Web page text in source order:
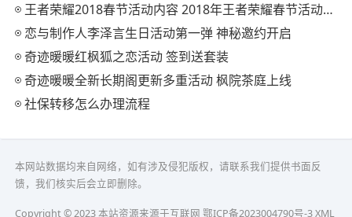
王者荣耀2018春节活动内容 2018年王者荣耀春节活动大全
恋与制作人李泽言生日活动第一弹 神秘邀约开启
奇迹暖暖红枫狐之恋活动 签到送套装
奇迹暖暖全新长期阁更新多重活动 枫院茶庭上线
社保转移怎么办理流程
本网站数据均来自网络，如有涉及侵犯版权，请联系我们提供书面反
馈，我们核实后会立即删除。
Copyright © 2023 本站资源来源于互联网 鄂ICP备2023004790号-3XML